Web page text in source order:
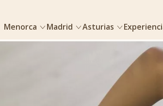
Menorca Madrid Asturias